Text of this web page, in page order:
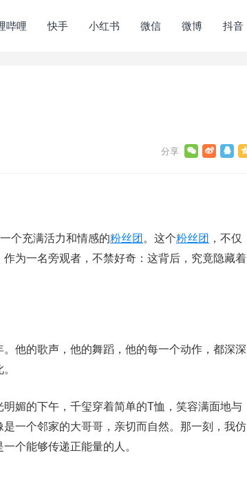
哔哩 快手 小红书 微信 微博 抖音
个充满活力和情感的粉丝团 。这个粉丝团 ，不仅
为一名旁观者，不禁好奇：这背后，究竟隐藏着
他的歌声，他的舞蹈，他的每一个动作，都深深
媚的下午，千玺穿着简单的T恤，笑容满面地与
一个邻家的大哥哥，亲切而自然。那一刻，我仿
个能够传递正能量的人。